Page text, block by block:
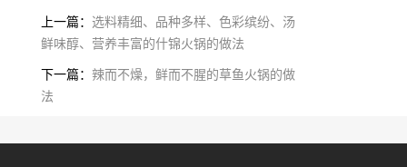
上一篇： 选料精细、品种多样、色彩缤纷、汤
鲜味醇、营养丰富的什锦火锅的做法
下一篇： 辣而不燥，鲜而不腥的草鱼火锅的做
法